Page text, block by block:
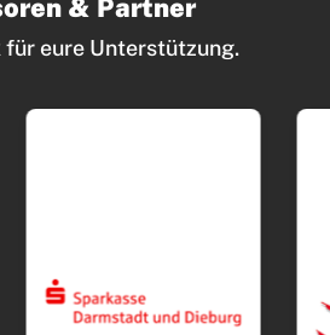
& Partner
für eure Unterstützung.